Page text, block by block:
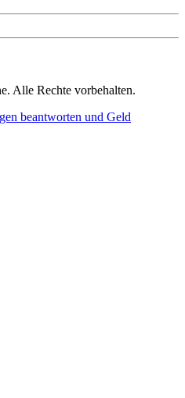
Alle Rechte vorbehalten.